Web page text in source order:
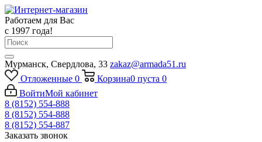
Работаем для Вас
с 1997 года!
Мурманск, Свердлова, 33 zakaz@armada51.ru
Отложенные 0 Корзина0 пуста 0
ВойтиМой кабинет
8 (8152) 554-888
8 (8152) 554-888
8 (8152) 554-887
Заказать звонок